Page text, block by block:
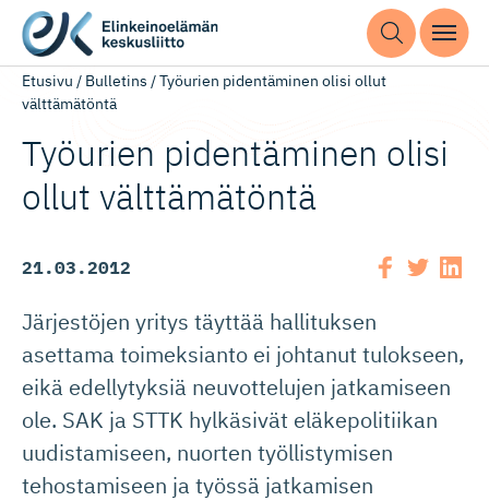
Etusivu / Bulletins /Työurien pidentäminen olisi ollut
välttämätöntä
Työurien pidentäminen olisi
ollut välttämätöntä
21.03.2012
Järjestöjen yritys täyttää hallituksen
asettama toimeksianto ei johtanut tulokseen,
eikä edellytyksiä neuvottelujen jatkamiseen
ole. SAK ja STTK hylkäsivät eläkepolitiikan
uudistamiseen, nuorten työllistymisen
tehostamiseen ja työssä jatkamisen